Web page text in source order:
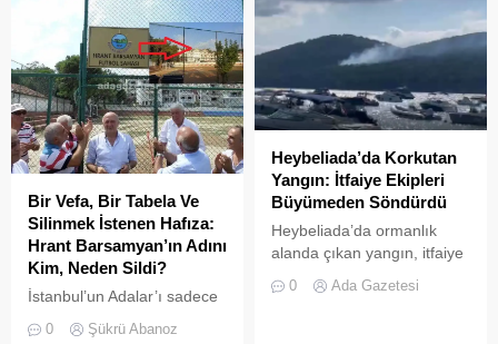
Adalar Belediyesi tarafından
mühürlendi.
Bir Vefa, Bir Tabela Ve
Silinmek İstenen Hafıza:
Hrant Barsamyan’ın Adını
Kim, Neden Sildi?
İstanbul’un Adalar’ı sadece
yazlıkçıların nefes aldığı
0 Şükrü Abanoz
Heybeliada’da Korkutan
Yangın: İtfaiye Ekipleri
Büyümeden Söndürdü
Heybeliada’da ormanlık
alanda çıkan yangın, itfaiye
sayesinde büyümeden ve
0 Ada Gazetesi